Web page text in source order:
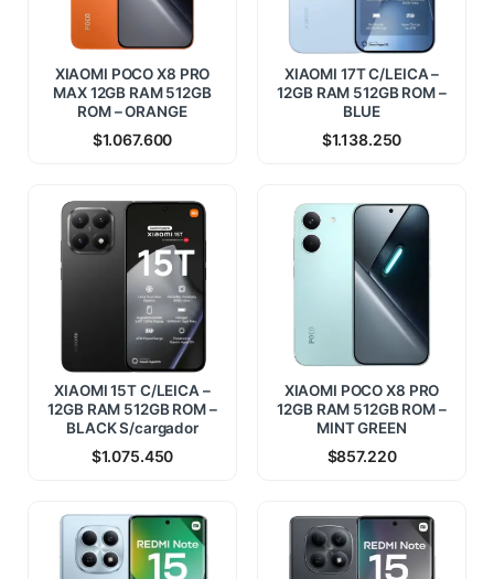
XIAOMI POCO X8 PRO
MAX 12GB RAM 512GB
ROM – ORANGE
$1.067.600
XIAOMI 17T C/LEICA –
12GB RAM 512GB ROM –
BLUE
$1.138.250
XIAOMI 15T C/LEICA –
12GB RAM 512GB ROM –
BLACK S/cargador
$1.075.450
XIAOMI POCO X8 PRO
12GB RAM 512GB ROM –
MINT GREEN
$857.220